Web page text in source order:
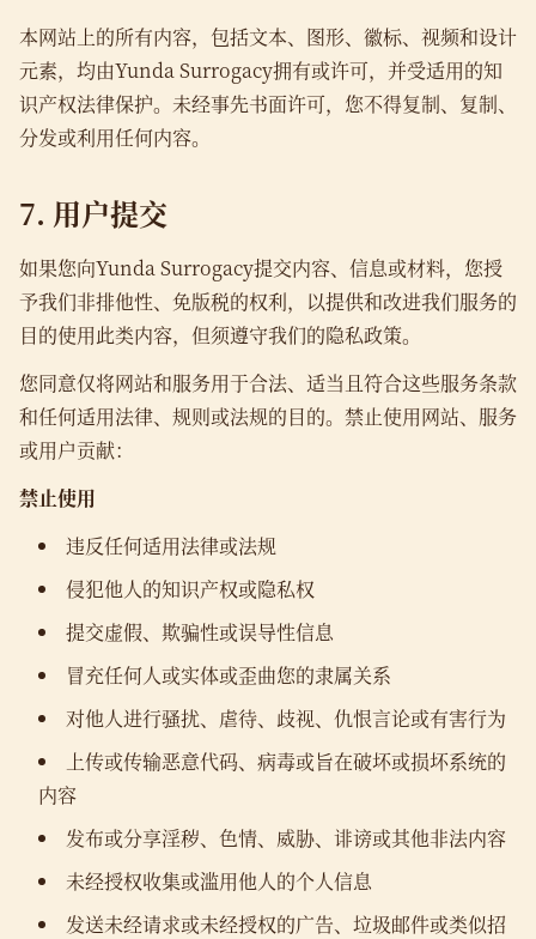
本网站上的所有内容，包括文本、图形、徽标、视频和设计
元素，均由Yunda Surrogacy拥有或许可，并受适用的知
识产权法律保护。未经事先书面许可，您不得复制、复制、
分发或利用任何内容。
7. 用户提交
如果您向Yunda Surrogacy提交内容、信息或材料，您授
予我们非排他性、免版税的权利，以提供和改进我们服务的
目的使用此类内容，但须遵守我们的隐私政策。
您同意仅将网站和服务用于合法、适当且符合这些服务条款
和任何适用法律、规则或法规的目的。禁止使用网站、服务
或用户贡献：
禁止使用
违反任何适用法律或法规
侵犯他人的知识产权或隐私权
提交虚假、欺骗性或误导性信息
冒充任何人或实体或歪曲您的隶属关系
对他人进行骚扰、虐待、歧视、仇恨言论或有害行为
上传或传输恶意代码、病毒或旨在破坏或损坏系统的
内容
发布或分享淫秽、色情、威胁、诽谤或其他非法内容
未经授权收集或滥用他人的个人信息
发送未经请求或未经授权的广告、垃圾邮件或类似招